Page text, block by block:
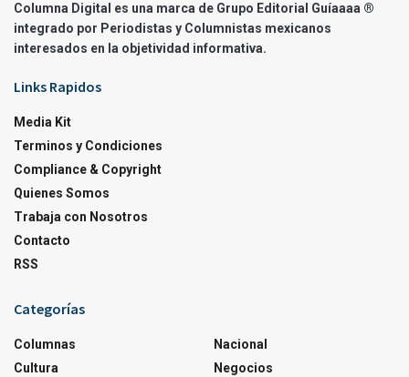
Columna Digital es una marca de Grupo Editorial Guíaaaa ®
integrado por Periodistas y Columnistas mexicanos
interesados en la objetividad informativa.
Links Rapidos
Media Kit
Terminos y Condiciones
Compliance & Copyright
Quienes Somos
Trabaja con Nosotros
Contacto
RSS
Categorías
Columnas
Cultura
Nacional
Negocios